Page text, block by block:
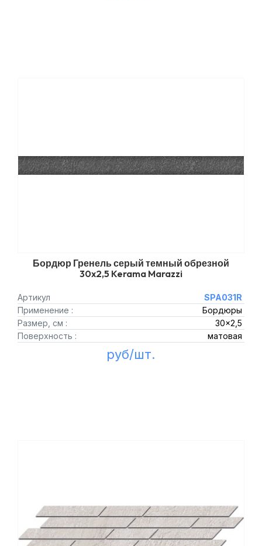
Бордюр Гренель серый темный обрезной
30x2,5 Kerama Marazzi
Артикул
SPA031R
Применение :
Бордюры
Размер, см :
30x2,5
Поверхность :
матовая
руб/шт.